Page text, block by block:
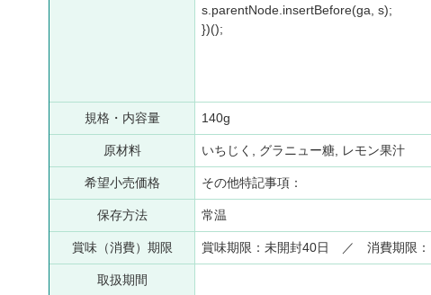
s.parentNode.insertBefore(ga, s);
})();
規格・内容量 140g
原材料 いちじく, グラニュー糖, レモン果汁
希望小売価格 その他特記事項：
保存方法 常温
賞味（消費）期限 賞味期限：未開封40日 ／ 消費期限：
取扱期間